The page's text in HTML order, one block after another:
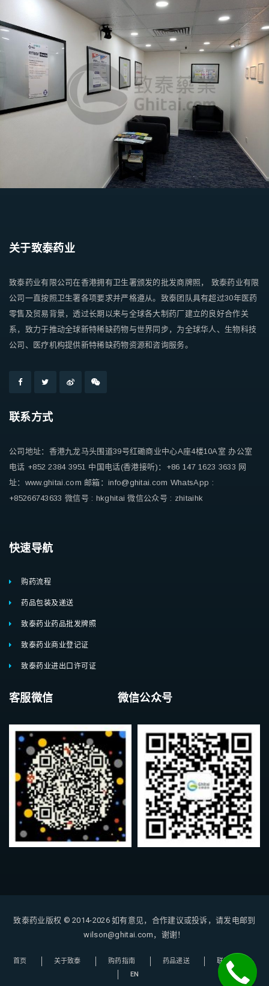
关于致泰药业
致泰药业有限公司在香港拥有卫生署颁发的批发商牌照， 致泰药业有限
公司一直按照卫生署各项要求并严格遵从。致泰团队具有超过30年医药
零售及贸易背景，透过长期以来与全球各大制药厂建立的良好合作关
系，致力于推动全球新特稀缺药物与世界同步，为全球华人、生物科技
公司、医疗机构提供新特稀缺药物资源和咨询服务。
联系方式
公司地址：香港九龙马头围道39号红磡商业中心A座4楼10A室 办公室
电话 +852 2384 3951 中国电话(香港接听)：+86 147 1623 3633 网
址：www.ghitai.com 邮箱：info@ghitai.com WhatsApp :
+85266743633 微信号 : hkghitai 微信公众号 : zhitaihk
快速导航
购药流程
药品包装及递送
致泰药业药品批发牌照
致泰药业商业登记证
致泰药业进出口许可证
客服微信 微信公众号
致泰药业版权 © 2014-2026如有意见，合作建议或投诉，请发电邮到
wilson@ghitai.com，谢谢！
首页 关于致泰 购药指南 药品递送
联系我们
EN